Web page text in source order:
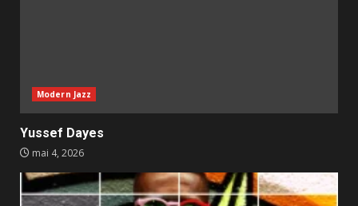
Modern Jazz
Yussef Dayes
mai 4, 2026